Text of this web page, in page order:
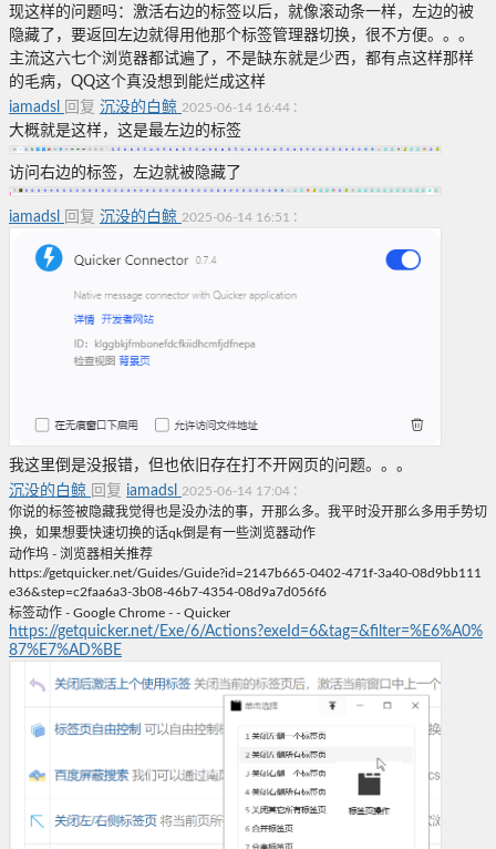
现这样的问题吗：激活右边的标签以后，就像滚动条一样，左边的被
隐藏了，要返回左边就得用他那个标签管理器切换，很不方便。。。
主流这六七个浏览器都试遍了，不是缺东就是少西，都有点这样那样
的毛病，QQ这个真没想到能烂成这样
iamadsl
回复 沉没的白鲸 2025-06-14 16:44 :
大概就是这样，这是最左边的标签
访问右边的标签，左边就被隐藏了
iamadsl 回复 沉没的白鲸 2025-06-14 16:51 :
我这里倒是没报错，但也依旧存在打不开网页的问题。。。
沉没的白鲸 回复 iamadsl 2025-06-14 17:04 :
你说的标签被隐藏我觉得也是没办法的事，开那么多。我平时没开那么多用手势切
换，如果想要快速切换的话qk倒是有一些浏览器动作
动作坞 - 浏览器相关推荐
https://getquicker.net/Guides/Guide?id=2147b665-0402-471f-3a40-08d9bb111
e36&step=c2faa6a3-3b08-46b7-4354-08d9a7d056f6
标签动作 - Google Chrome - - Quicker
https://getquicker.net/Exe/6/Actions?exeId=6&tag=&filter=%E6%A0%
87%E7%AD%BE